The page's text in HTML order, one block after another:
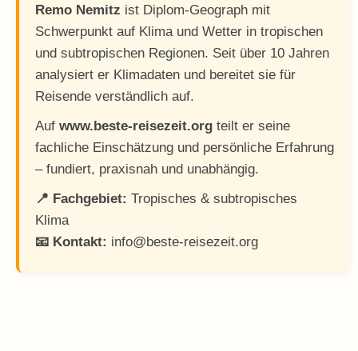
Remo Nemitz ist Diplom-Geograph mit
Schwerpunkt auf Klima und Wetter in tropischen
und subtropischen Regionen. Seit über 10 Jahren
analysiert er Klimadaten und bereitet sie für
Reisende verständlich auf.
Auf www.beste-reisezeit.org teilt er seine
fachliche Einschätzung und persönliche Erfahrung
– fundiert, praxisnah und unabhängig.
📍 Fachgebiet: Tropisches & subtropisches
Klima
📧 Kontakt: info@beste-reisezeit.org